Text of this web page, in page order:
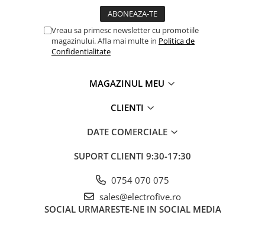
Seria DTK
Counter Timer Tahometru
Senzori de presiune
Senzori inductivi
Vreau sa primesc newsletter cu promotiile
magazinului. Afla mai multe in Politica de
Confidentialitate
MAGAZINUL MEU
CLIENTI
DATE COMERCIALE
SUPORT CLIENTI 9:30-17:30
0754 070 075
sales@electrofive.ro
SOCIAL URMARESTE-NE IN SOCIAL MEDIA